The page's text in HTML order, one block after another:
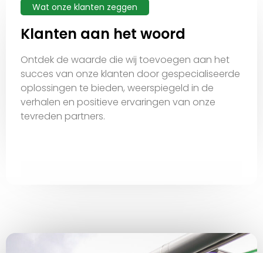
Wat onze klanten zeggen
Klanten aan het woord
Ontdek de waarde die wij toevoegen aan het
succes van onze klanten door gespecialiseerde
oplossingen te bieden, weerspiegeld in de
verhalen en positieve ervaringen van onze
tevreden partners.